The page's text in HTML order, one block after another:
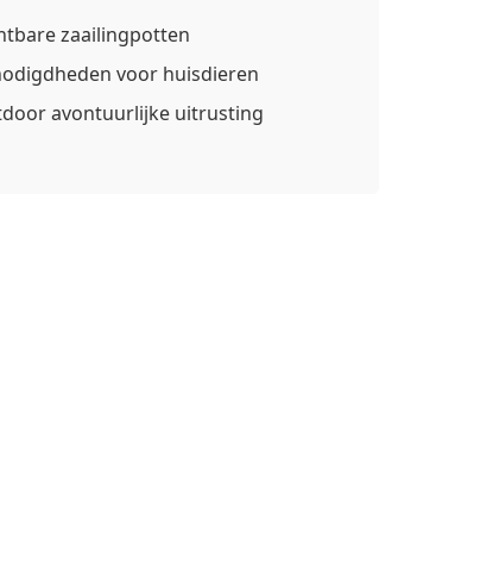
zaailingpotten
voor huisdieren
avontuurlijke uitrusting